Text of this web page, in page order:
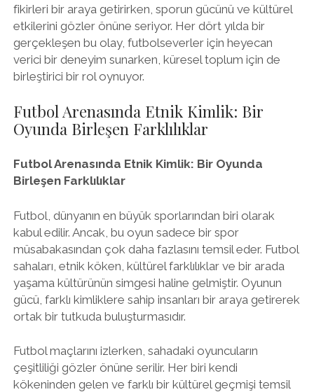
fikirleri bir araya getirirken, sporun gücünü ve kültürel
etkilerini gözler önüne seriyor. Her dört yılda bir
gerçekleşen bu olay, futbolseverler için heyecan
verici bir deneyim sunarken, küresel toplum için de
birleştirici bir rol oynuyor.
Futbol Arenasında Etnik Kimlik: Bir
Oyunda Birleşen Farklılıklar
Futbol Arenasında Etnik Kimlik: Bir Oyunda
Birleşen Farklılıklar
Futbol, dünyanın en büyük sporlarından biri olarak
kabul edilir. Ancak, bu oyun sadece bir spor
müsabakasından çok daha fazlasını temsil eder. Futbol
sahaları, etnik köken, kültürel farklılıklar ve bir arada
yaşama kültürünün simgesi haline gelmiştir. Oyunun
gücü, farklı kimliklere sahip insanları bir araya getirerek
ortak bir tutkuda buluşturmasıdır.
Futbol maçlarını izlerken, sahadaki oyuncuların
çeşitliliği gözler önüne serilir. Her biri kendi
kökeninden gelen ve farklı bir kültürel geçmişi temsil